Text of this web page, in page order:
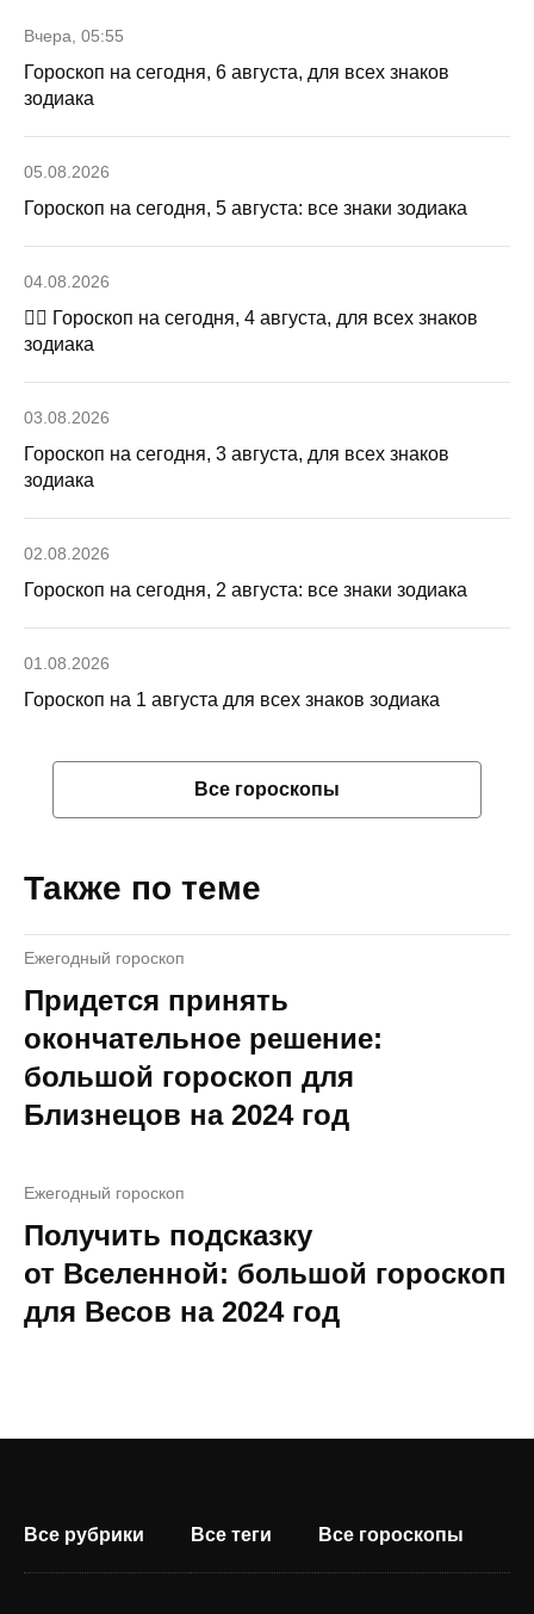
Вчера, 05:55
Гороскоп на сегодня, 6 августа, для всех знаков
зодиака
05.08.2026
Гороскоп на сегодня, 5 августа: все знаки зодиака
04.08.2026
🧙‍♀ Гороскоп на сегодня, 4 августа, для всех знаков
зодиака
03.08.2026
Гороскоп на сегодня, 3 августа, для всех знаков
зодиака
02.08.2026
Гороскоп на сегодня, 2 августа: все знаки зодиака
01.08.2026
Гороскоп на 1 августа для всех знаков зодиака
Все гороскопы
Также по теме
Ежегодный гороскоп
Придется принять
окончательное решение:
большой гороскоп для
Близнецов на 2024 год
Ежегодный гороскоп
Получить подсказку
от Вселенной: большой гороскоп
для Весов на 2024 год
Все рубрики Все теги Все гороскопы